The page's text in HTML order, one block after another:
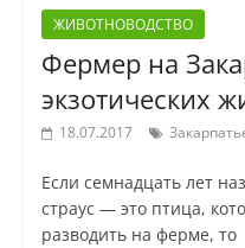
ЖИВОТНОВОДСТВО
Фермер на
экзотических
18.07.2017
Если семнадцать лет
страус — это птица,
разводить на ферме, то